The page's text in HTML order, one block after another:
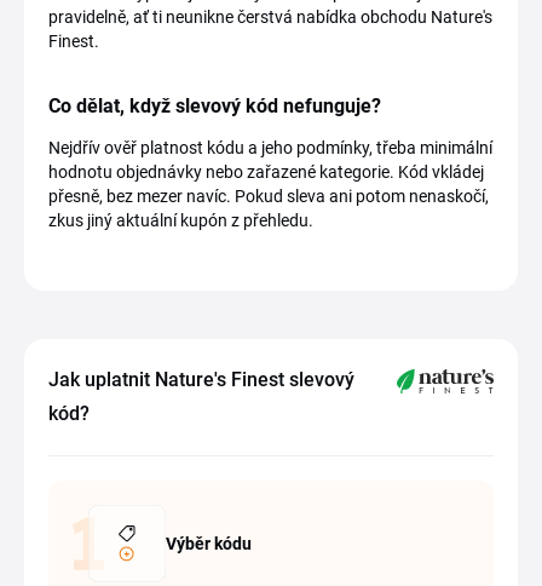
pravidelně, ať ti neunikne čerstvá nabídka obchodu Nature's
Finest.
Co dělat, když slevový kód nefunguje?
Nejdřív ověř platnost kódu a jeho podmínky, třeba minimální
hodnotu objednávky nebo zařazené kategorie. Kód vkládej
přesně, bez mezer navíc. Pokud sleva ani potom nenaskočí,
zkus jiný aktuální kupón z přehledu.
Jak uplatnit Nature's Finest slevový
kód?
Výběr kódu